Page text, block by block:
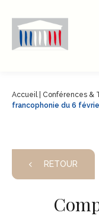
Accueil| Conférences &
francophonie du 6
RETOUR